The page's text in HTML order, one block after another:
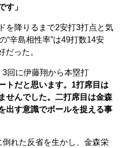
す」
を降りるまで2安打3打点と気
“辛島相性率”は49打数14安
だった。
に伊藤翔から本塁打
トだと思います。1打席目は
せんでした。二打席目は金森
出す意識でボールを捉える事
れた反省を生かし、金森栄